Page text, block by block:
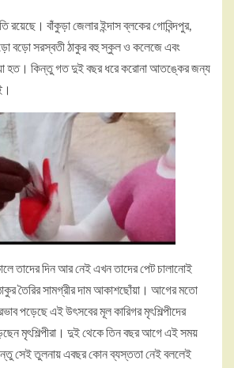
রয়েছে। বাঁকুড়া জেলার ইন্দাস ব্লকের গোবিন্দপুর,
বড়ো সরস্বতী ঠাকুর বহু স্কুল ও কলেজে এবং
হত। কিন্তু গত দুই বছর ধরে করোনা আতঙ্কের জন্য
তাদের দিন আর নেই এখন তাদের পেট চালানোই
তৈরির সামগ্রীর দাম আকাশছোঁয়া। আগের মতো
পড়েছে এই উৎসবের মূল কারিগর মৃৎশিল্পীদের
মৃৎশিল্পীরা। দুই থেকে তিন বছর আগে এই সময়
সেই তুলনায় এবছর কোন ব্যস্ততা নেই বললেই